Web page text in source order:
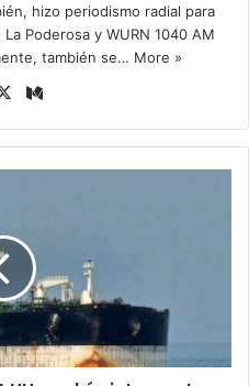
hizo periodismo radial para
Poderosa y WURN 1040 AM
también se… More »
X
m